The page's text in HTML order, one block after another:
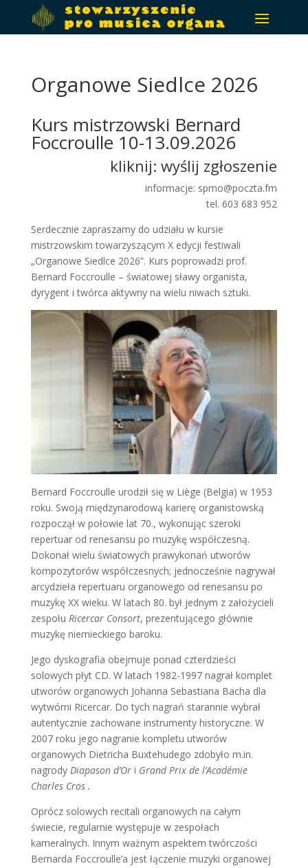
Organowe Siedlce 2026
Kurs mistrzowski Bernard
Foccroulle 10-13.09.2026
kliknij:wyślij zgłoszenie
informacje: spmo@poczta.fm
tel. 603 683 952
Serdecznie zapraszamy do udziału w kursie
mistrzowskim towarzyszącym X edycji festiwali
„Organowe Siedlce 2026”. Kurs poprowadzi prof.
Bernard Foccroulle – światowej sławy organista,
dyrygent i twórca aktywny na wielu niwach sztuki.
Bernard Foccroulle urodził się w Liège (Belgia) w 1953
roku. Swoją międzynarodową karierę organistowską
rozpoczął w połowie lat 70., wykonując szeroki
repertuar od renesansu po muzykę współczesną.
Dokonał wielu światowych prawykonań utworów
kompozytorów współczesnych; jednocześnie nagrywał
arcydzieła repertuaru organowego od renesansu po
muzykę XX wieku. W latach 80. był jednym z założycieli
zespołu Ricercar Consort, prezentującego głównie
muzykę niemieckiego baroku.
Jego dyskografia obejmuje ponad czterdzieści
solowych płyt CD. W latach 1982-1997 nagrał komplet
utworów organowych Johanna Sebastiana Bacha dla
wytwórni Ricercar. Do tych nagrań starannie wybrał
autentycznie zachowane instrumenty historyczne. W
2007 roku jego nagranie kompletu utworów
organowych Dietricha Buxtehudego zdobyło m.in.
nagrody Diapason d’Ori Grand Prix de l’Académie
Charles Cros .
Oprócz solowych recitali organowych na całym
świecie, regularnie występuje w zespołach
kameralnych. Innym ważnym aspektem twórczości
Bernarda Foccroulle’a jest łączenie muzyki organowej